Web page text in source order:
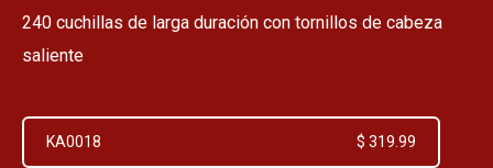
240 cuchillas de larga duración con tornillos de cabeza
saliente
KA0018 $ 319.99